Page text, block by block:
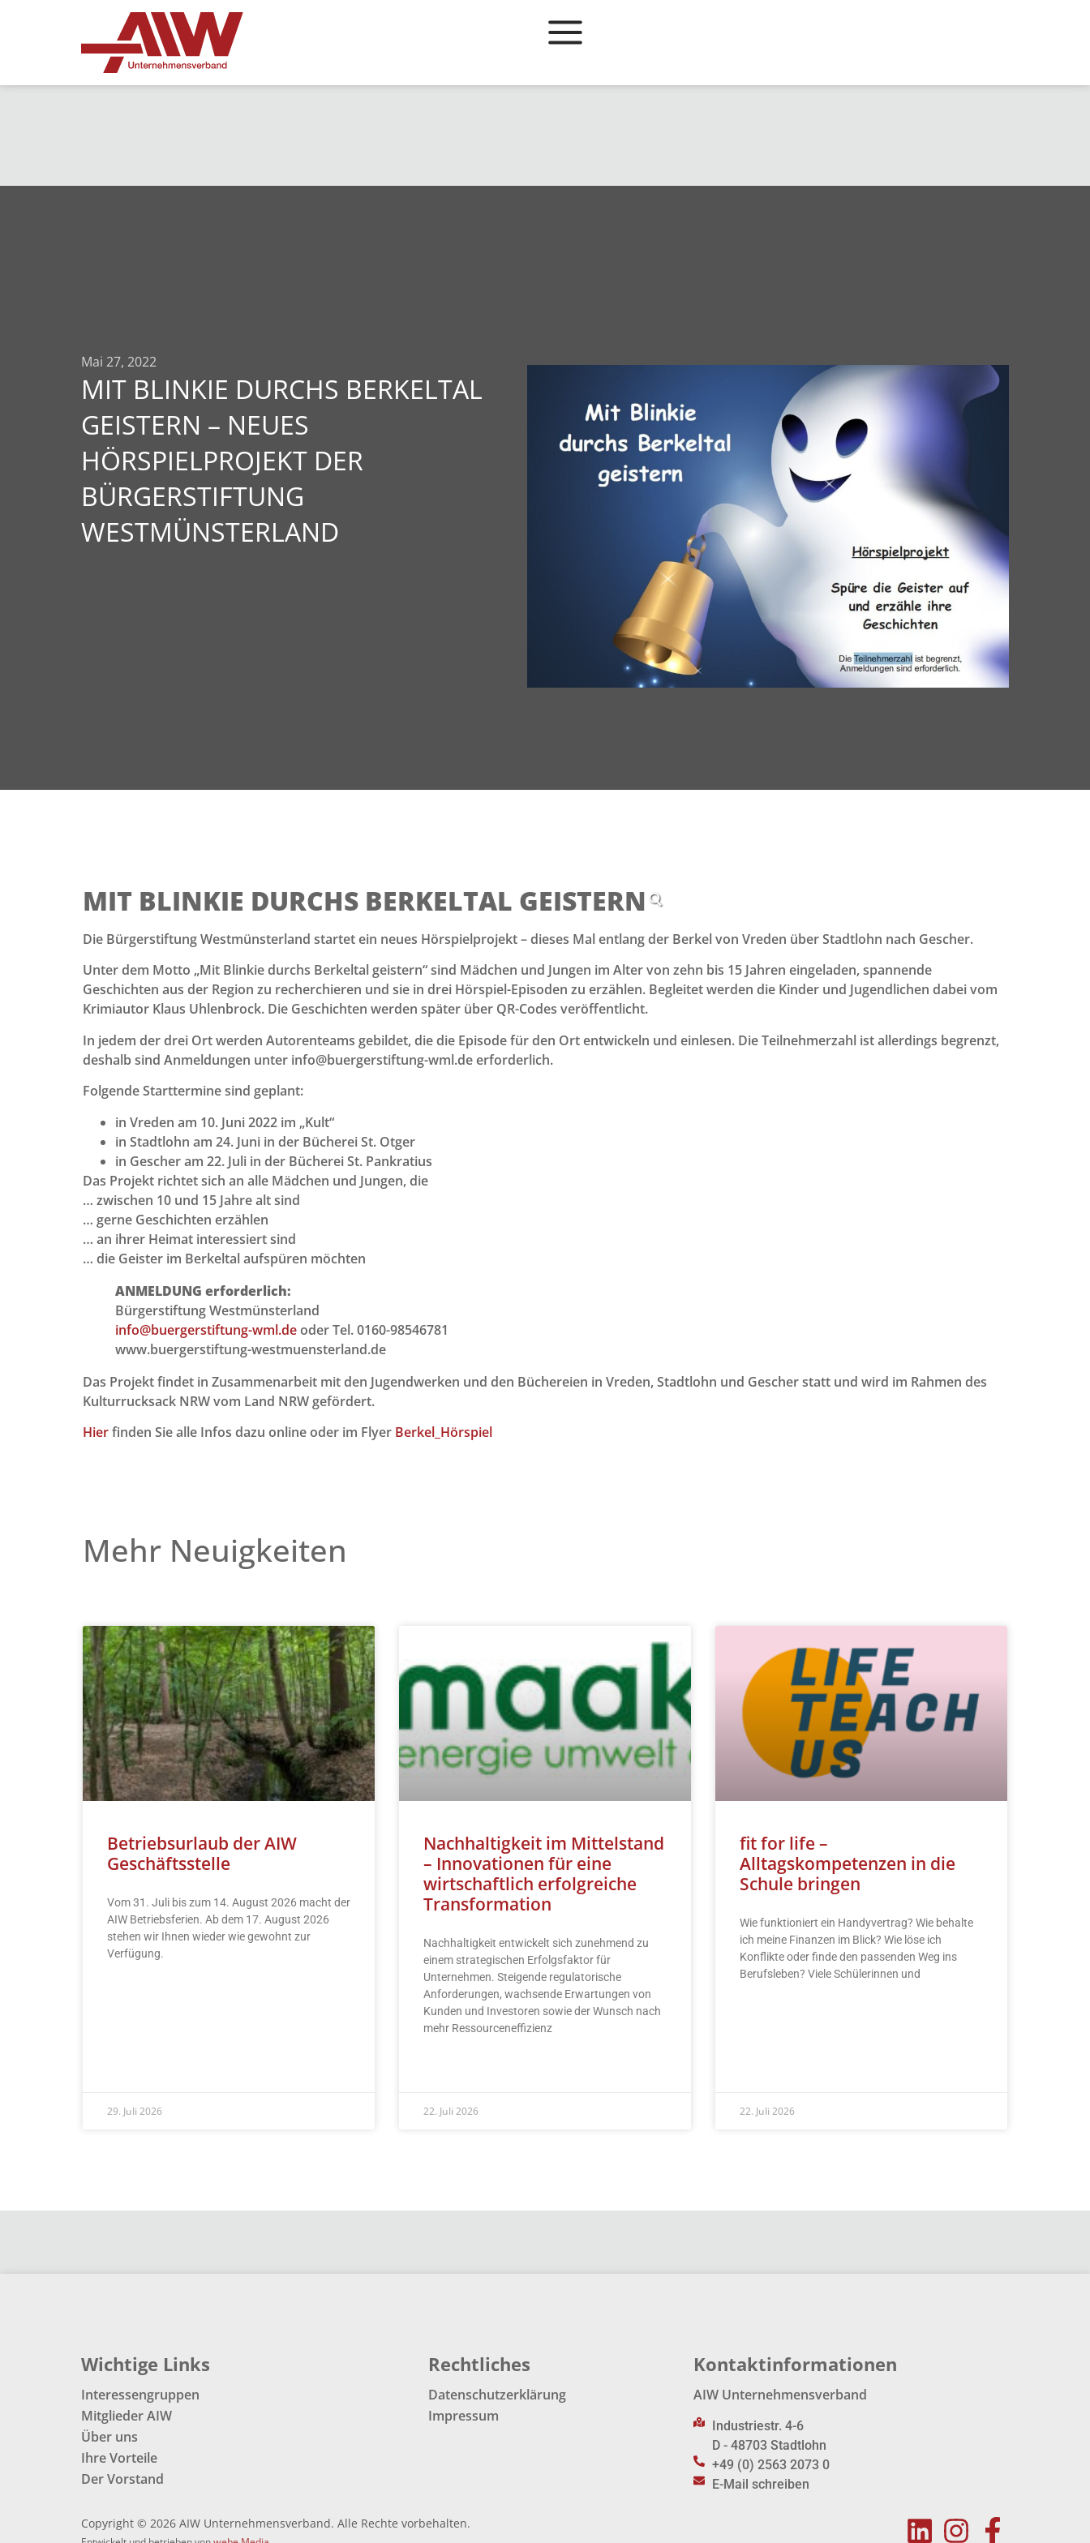
Mai 27, 2022
MIT BLINKIE DURCHS BERKELTAL
GEISTERN – NEUES
HÖRSPIELPROJEKT DER
BÜRGERSTIFTUNG
WESTMÜNSTERLAND
MIT BLINKIE DURCHS BERKELTAL GEISTERN
Die Bürgerstiftung Westmünsterland startet ein neues Hörspielprojekt – dieses Mal entlang der Berkel von Vreden über Stadtlohn nach Gescher.
Unter dem Motto „Mit Blinkie durchs Berkeltal geistern“ sind Mädchen und Jungen im Alter von zehn bis 15 Jahren eingeladen, spannende
Geschichten aus der Region zu recherchieren und sie in drei Hörspiel-Episoden zu erzählen. Begleitet werden die Kinder und Jugendlichen dabei vom
Krimiautor Klaus Uhlenbrock. Die Geschichten werden später über QR-Codes veröffentlicht.
In jedem der drei Ort werden Autorenteams gebildet, die die Episode für den Ort entwickeln und einlesen. Die Teilnehmerzahl ist allerdings begrenzt,
deshalb sind Anmeldungen unter info@buergerstiftung-wml.de erforderlich.
Folgende Starttermine sind geplant:
in Vreden am 10. Juni 2022 im „Kult“
in Stadtlohn am 24. Juni in der Bücherei St. Otger
in Gescher am 22. Juli in der Bücherei St. Pankratius
Das Projekt richtet sich an alle Mädchen und Jungen, die
… zwischen 10 und 15 Jahre alt sind
… gerne Geschichten erzählen
… an ihrer Heimat interessiert sind
… die Geister im Berkeltal aufspüren möchten
ANMELDUNG erforderlich:
Bürgerstiftung Westmünsterland
info@buergerstiftung-wml.deoder Tel. 0160-98546781
www.buergerstiftung-westmuensterland.de
Das Projekt findet in Zusammenarbeit mit den Jugendwerken und den Büchereien in Vreden, Stadtlohn und Gescher statt und wird im Rahmen des
Kulturrucksack NRW vom Land NRW gefördert.
Hierfinden Sie alle Infos dazu online oder im Flyer Berkel_Hörspiel
Mehr Neuigkeiten
Betriebsurlaub der AIW
Geschäftsstelle
Vom 31. Juli bis zum 14. August 2026 macht der
AIW Betriebsferien. Ab dem 17. August 2026
stehen wir Ihnen wieder wie gewohnt zur
Verfügung.
29. Juli 2026
Nachhaltigkeit im Mittelstand
– Innovationen für eine
wirtschaftlich erfolgreiche
Transformation
Nachhaltigkeit entwickelt sich zunehmend zu
einem strategischen Erfolgsfaktor für
Unternehmen. Steigende regulatorische
Anforderungen, wachsende Erwartungen von
Kunden und Investoren sowie der Wunsch nach
mehr Ressourceneffizienz
22. Juli 2026
fit for life –
Alltagskompetenzen in die
Schule bringen
Wie funktioniert ein Handyvertrag? Wie behalte
ich meine Finanzen im Blick? Wie löse ich
Konflikte oder finde den passenden Weg ins
Berufsleben? Viele Schülerinnen und
22. Juli 2026
Wichtige Links
Interessengruppen
Mitglieder AIW
Über uns
Ihre Vorteile
Der Vorstand
Rechtliches
Datenschutzerklärung
Impressum
Kontaktinformationen
AIW Unternehmensverband
Industriestr. 4-6
D - 48703 Stadtlohn
+49 (0) 2563 2073 0
E-Mail schreiben
Copyright © 2026 AIW Unternehmensverband. Alle Rechte vorbehalten.